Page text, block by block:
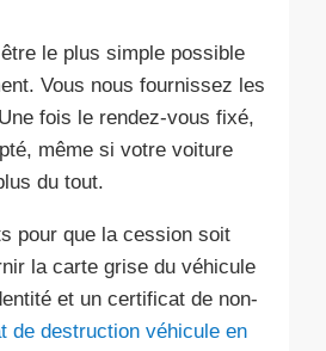
le plus simple possible
Vous nous fournissez les
fois le rendez-vous fixé,
même si votre voiture
du tout.
pour que la cession soit
la carte grise du véhicule
et un certificat de non-
de destruction véhicule en